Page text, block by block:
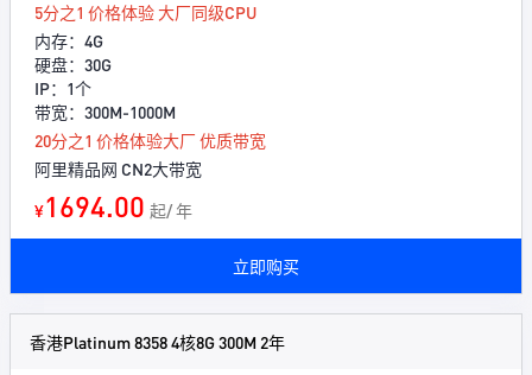
5分之1 价格体验 大厂同级CPU
内存：4G
硬盘：30G
IP：1个
带宽：300M-1000M
20分之1 价格体验大厂 优质带宽
阿里精品网 CN2大带宽
¥1694.00 起/ 年
立即购买
香港Platinum 8358 4核8G 300M 2年